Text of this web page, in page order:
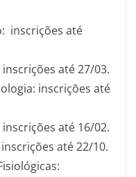
inscrições até
até 27/03.
inscrições até
até 16/02.
até 22/10.